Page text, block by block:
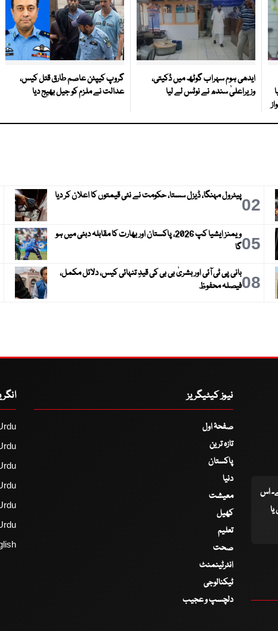
ایدھی ہوم سہراب گوٹھ میں ڈکیتی،
وزیراعلیٰ سندھ نے نوٹس لے لیا
گروپ کیپٹن عاصم طارق قتل کیس،
عدالت نے ملزم کو جیل بھیج دیا
02پیٹرول مہنگا، ڈیزل سستا، حکومت نے نئی قیمتوں کا اعلان کر دیا
05
ویمنز ایشیا کپ 2026، پاکستان اور بھارت کا مقابلہ دبئی میں ہو
گا
08بانی پی ٹی آئی اور بشریٰ بی بی کی قیدِ تنہائی کیس، دلائل مکمل،
فیصلہ محفوظ
اس
نیوز کیٹیگریز
صفحۂ اول
تازہ ترین
پاکستان
دنیا
معیشت
کھیل
تعلیم
صحت
انٹرٹینمنٹ
ٹیکنالوجی
دلچسپ و عجیب